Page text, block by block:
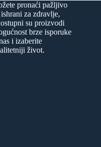
pronaći pažljivo
za zdravlje,
su proizvodi
brze isporuke
i izaberite
život.